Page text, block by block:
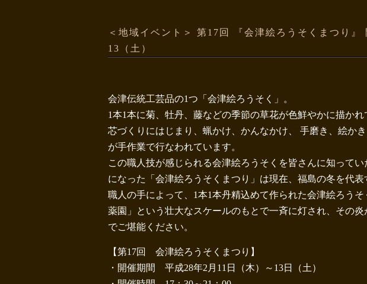
＜地域イベント＞ 第17回 『会津絵ろうそくまつり
13（土）
会津伝統工芸品の1つ「会津絵ろうそく」。
1本1本に菊、牡丹、藤などの季節の草花が色鮮やかに描かれ
芯づくりにはじまり、蝋かけ、かんなかけ、 手磨き、絵か
が手作業で行なわれています。
この職人技が感じられる会津絵ろうそくを皆さんに知って
になった「会津絵ろうそくまつり」は現在、福島の冬を代表
職人の手によって、1本1本丹精込めて作られた会津絵ろう
薬園」という壮大なスケールのもとで一斉に灯され、その
でご堪能ください。
【第17回 会津絵ろうそくまつり】
・開催期間 平成28年2月11日（木）～13日（土）